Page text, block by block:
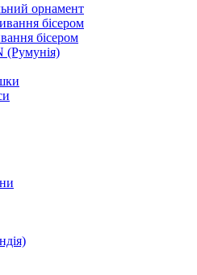
орнамент
бісером
бісером
(Румунія)